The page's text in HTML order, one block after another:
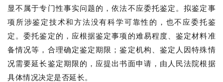
显不属于专门性事实问题的，依法不应委托鉴定。拟鉴定事
项所涉鉴定技术和方法没有科学可靠性的，也不应委托鉴
定。委托鉴定的，应根据鉴定事项的难易程度、鉴定材料准
备情况等，合理确定鉴定期限；鉴定机构、鉴定人因特殊情
况需要延长鉴定期限的，应提出书面申请，由人民法院根据
具体情况决定是否延长。